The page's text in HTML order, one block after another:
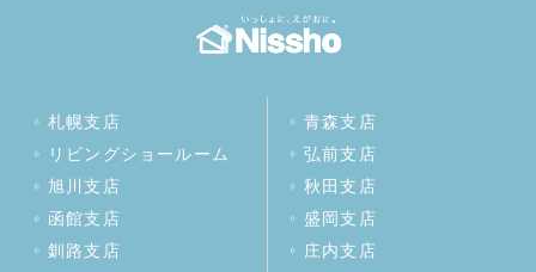
札幌支店
リビングショールーム
旭川支店
函館支店
釧路支店
青森支店
弘前支店
秋田支店
盛岡支店
庄内支店